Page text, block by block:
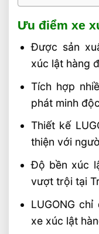
Ưu điểm xe
Được sản
xúc lật hàng
Tích hợp
phát minh
Thiết kế
thiện với
Độ bền xúc
vượt trội tại
LUGONG
xe xúc lật